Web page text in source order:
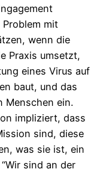
mit
wenn die
Praxis umsetzt,
eines Virus auf
baut, und das
Menschen ein.
impliziert, dass
sind, diese
was sie ist, ein
sind an der